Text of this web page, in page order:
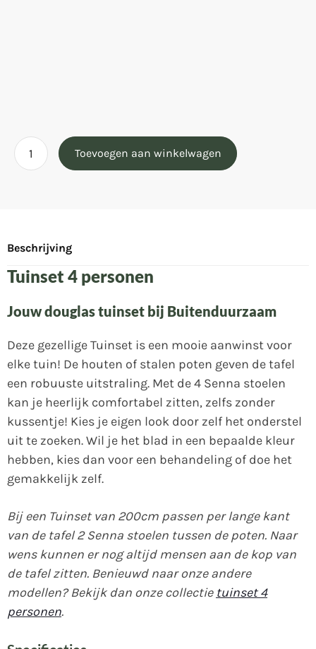
Toevoegen aan winkelwagen
Beschrijving
Tuinset 4 personen
Jouw douglas tuinset bij Buitenduurzaam
Deze gezellige Tuinset is een mooie aanwinst voor
elke tuin! De houten of stalen poten geven de tafel
een robuuste uitstraling. Met de 4 Senna stoelen
kan je heerlijk comfortabel zitten, zelfs zonder
kussentje! Kies je eigen look door zelf het onderstel
uit te zoeken. Wil je het blad in een bepaalde kleur
hebben, kies dan voor een behandeling of doe het
gemakkelijk zelf.
Bij een Tuinset van 200cm passen per lange kant
van de tafel 2 Senna stoelen tussen de poten. Naar
wens kunnen er nog altijd mensen aan de kop van
de tafel zitten. Benieuwd naar onze andere
modellen? Bekijk dan onze collectie tuinset 4
personen.